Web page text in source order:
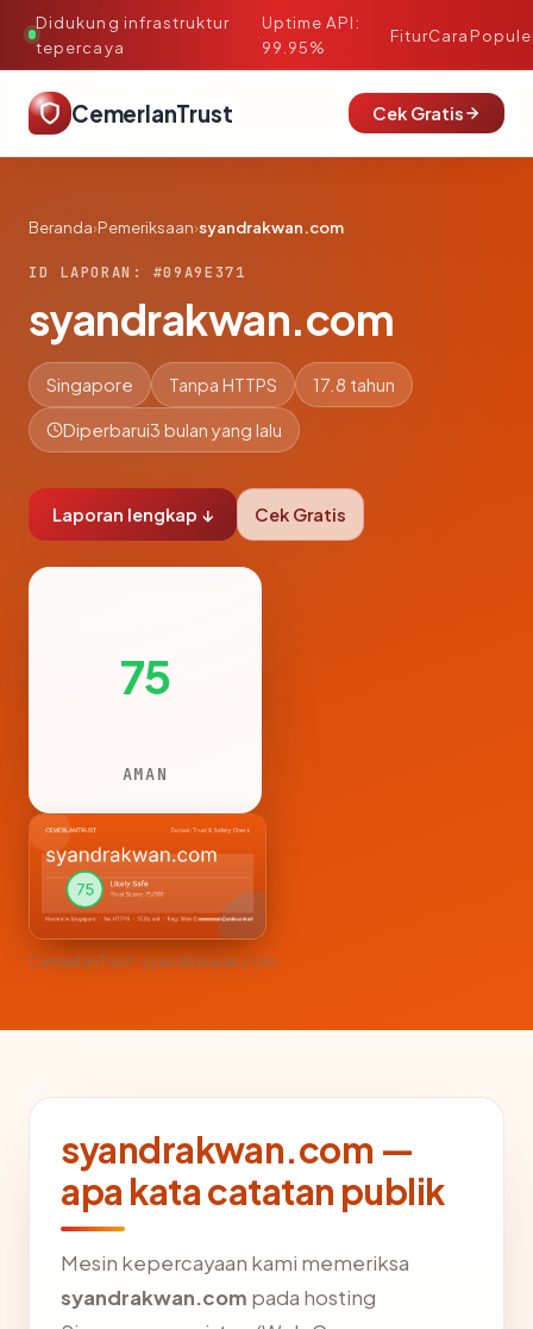
Didukung infrastruktur
tepercaya
·
Uptime API:
99.95%
FiturCara
CemerlanTrust Cek Gratis
Beranda›Pemeriksaan›syandrakwan.com
ID LAPORAN: #09A9E371
syandrakwan.com
Singapore Tanpa HTTPS 17.8 tahun
Diperbarui3 bulan yang lalu
Laporan lengkap ↓ Cek Gratis
75
AMAN
CemerlanTrust · syandrakwan.com
syandrakwan.com —
apa kata catatan publik
Mesin kepercayaan kami memeriksa
syandrakwan.com pada hosting